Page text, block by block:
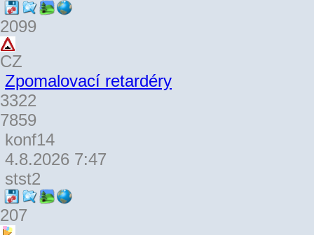
2099
CZ
Zpomalovací retardéry
3322
7859
konf14
4.8.2026 7:47
stst2
207